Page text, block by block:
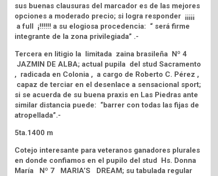
sus buenas clausuras del marcador es de las mejores
opciones a moderado precio; si logra responder ¡¡¡¡¡
a full ¡!!!!!! a su elogiosa procedencia: “ será firme
integrante de la zona privilegiada” .-
Tercera en litigio la limitada zaina brasileña Nº 4
JAZMIN DE ALBA; actual pupila del stud Sacramento
, radicada en Colonia , a cargo de Roberto C. Pérez ,
capaz de terciar en el desenlace a sensacional sport;
si se acuerda de su buena praxis en Las Piedras ante
similar distancia puede: “barrer con todas las fijas de
atropellada”.-
5ta.1400 m
Cotejo interesante para veteranos ganadores plurales
en donde confiamos en el pupilo del stud Hs. Donna
María Nº 7 MARIA’S DREAM; su tabulada regular